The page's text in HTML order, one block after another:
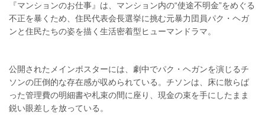
『マンションのお仕事』は、マンション内の“使途不明金”をめぐる
不正を暴くため、住民代表会長選挙に挑む元暴力団員パク・ヘガ
ンと住民たちの姿を描く生活密着型ヒューマンドラマ。
公開されたメインポスターには、劇中でパク・ヘガンを演じるチ
ソンの圧倒的な存在感が収められている。チソンは、床に散らば
った管理費の明細書や札束の間に座り、現金の束を手にしたまま
鋭い眼差しを放っている。